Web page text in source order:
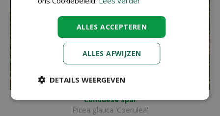
Canadese spar
Picea glauca 'Coerulea'
ALLES ACCEPTEREN
ALLES AFWIJZEN
DETAILS WEERGEVEN